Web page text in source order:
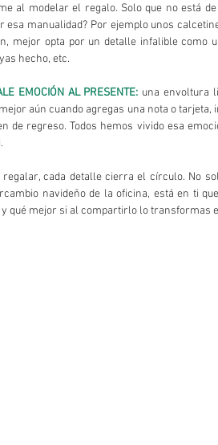
al modelar el regalo. Solo que no está
esa manualidad? Por ejemplo unos
mejor opta por un detalle infalible como
hecho, etc.
EMOCIÓN AL PRESENTE: una envoltura
aún cuando agregas una nota o
de regreso. Todos hemos vivido esa
cada detalle cierra el círculo. No
navideño de la oficina, está en ti
y qué mejor si al compartirlo lo transformas